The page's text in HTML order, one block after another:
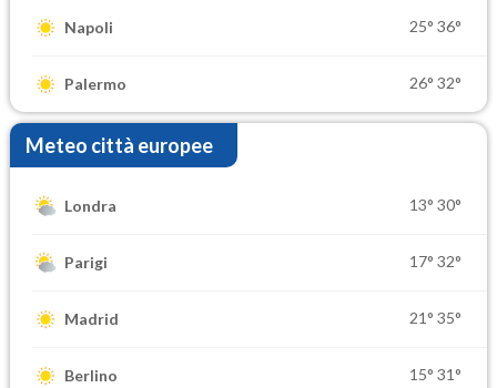
Napoli 25° 36°
Palermo 26° 32°
Meteo città europee
Londra 13° 30°
Parigi 17° 32°
Madrid 21° 35°
Berlino 15° 31°